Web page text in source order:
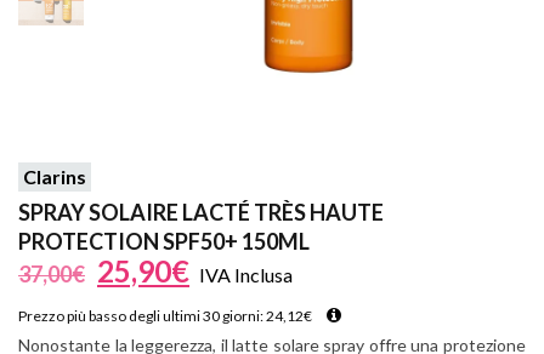
Clarins
SPRAY SOLAIRE LACTÉ TRÈS HAUTE
PROTECTION SPF50+ 150ML
37,00€ 25,90€ IVA Inclusa
Prezzo più basso degli ultimi 30 giorni:24,12€
Nonostante la leggerezza, il latte solare spray offre una protezione